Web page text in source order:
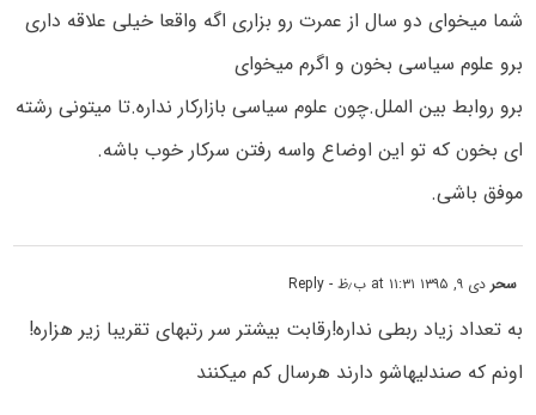
شما میخوای دو سال از عمرت رو بزاری اگه واقعا خیلی علاقه داری
برو علوم سیاسی بخون و اگرم میخوای
برو روابط بین الملل.چون علوم سیاسی بازارکار نداره.تا میتونی رشته
ای بخون که تو این اوضاع واسه رفتن سرکار خوب باشه.
موفق باشی.
سحردی ۹, ۱۳۹۵ at ۱۱:۳۱ ب٫ظ - Reply
به تعداد زیاد ربطی نداره!رقابت بیشتر سر رتبهای تقریبا زیر هزاره!
اونم که صندلیهاشو دارند هرسال کم میکنند